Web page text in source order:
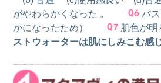
がやわらかくなった 。
バス
かになったため）
肌色が
ストウォーターは肌にしみこむ感